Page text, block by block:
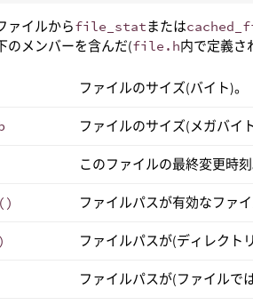
ァイルからfile_statまたは
のメンバーを含んだ(file.h内で定義さ
ファイルのサイズ(バイト)。
ファイルのサイズ(メガバイト
このファイルの最終変更時刻
ファイルパスが有効なファ
ファイルパスが(ディレクト
ファイルパスが(ファイルで